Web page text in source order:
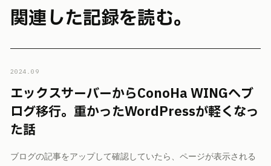
関連した記録を読む。
2024.09
エックスサーバーからConoHa WINGへブ
ログ移行。重かったWordPressが軽くなっ
た話
ブログの記事をアップして確認していたら、ページが表示される